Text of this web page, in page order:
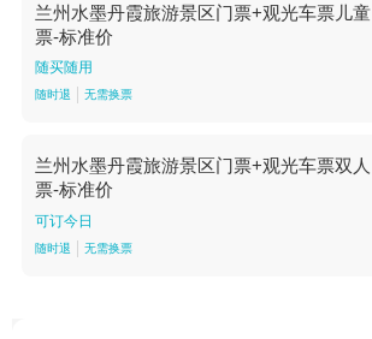
兰州水墨丹霞旅游景区门票+观光车票儿童
票-标准价
随买随用
随时退 无需换票
兰州水墨丹霞旅游景区门票+观光车票双人
票-标准价
可订今日
随时退 无需换票